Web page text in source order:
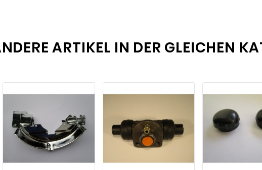
ARTIKEL IN DER GLEICHEN
 visibility  visibility 